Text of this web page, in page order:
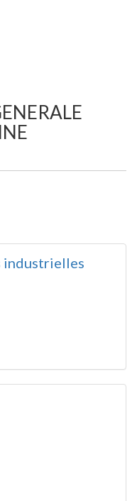
industrielles